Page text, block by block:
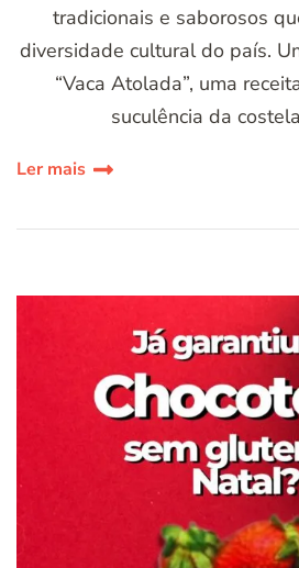
tradicionais e saborosos
diversidade cultural do país.
“Vaca Atolada”, uma
suculência da
Ler mais